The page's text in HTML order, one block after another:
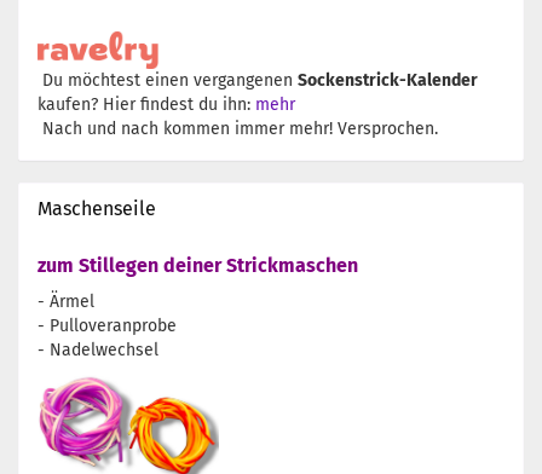
Du möchtest einen vergangenen Sockenstrick-Kalender
kaufen? Hier findest du ihn: mehr
Nach und nach kommen immer mehr! Versprochen.
Maschenseile
zum Stillegen deiner Strickmaschen
- Ärmel
- Pulloveranprobe
- Nadelwechsel